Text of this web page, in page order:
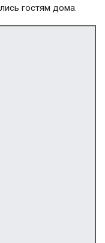
гостям дома.